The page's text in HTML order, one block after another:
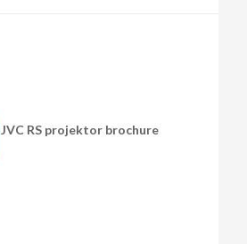
JVC RS projektor brochure